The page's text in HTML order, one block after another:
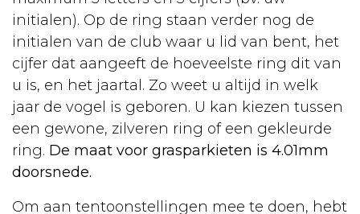
initialen). Op de ring staan verder nog de
initialen van de club waar u lid van bent, het
cijfer dat aangeeft de hoeveelste ring dit van
u is, en het jaartal. Zo weet u altijd in welk
jaar de vogel is geboren. U kan kiezen tussen
een gewone, zilveren ring of een gekleurde
ring. De maat voor grasparkieten is 4.01mm
doorsnede.
Om aan tentoonstellingen mee te doen, hebt